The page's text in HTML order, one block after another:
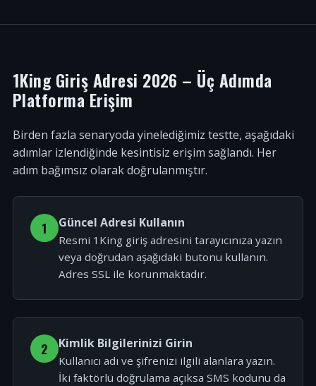
1King Giriş Adresi 2026 – Üç Adımda
Platforma Erişim
Birden fazla senaryoda yinelediğimiz testte, aşağıdaki
adımlar izlendiğinde kesintisiz erişim sağlandı. Her
adım bağımsız olarak doğrulanmıştır.
1 Güncel Adresi Kullanın
Resmi 1King giriş adresini tarayıcınıza yazın
veya doğrudan aşağıdaki butonu kullanın.
Adres SSL ile korunmaktadır.
2 Kimlik Bilgilerinizi Girin
Kullanıcı adı ve şifrenizi ilgili alanlara yazın.
İki faktörlü doğrulama açıksa SMS kodunu da